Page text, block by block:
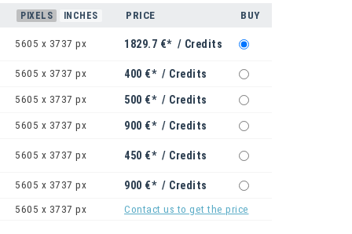
PIXELS INCHES PRICE BUY
5605 x 3737 px 1829.7 €* / Credits
5605 x 3737 px 400 €* / Credits
5605 x 3737 px 500 €* / Credits
5605 x 3737 px 900 €* / Credits
5605 x 3737 px 450 €* / Credits
5605 x 3737 px 900 €* / Credits
5605 x 3737 px Contact us to get the price